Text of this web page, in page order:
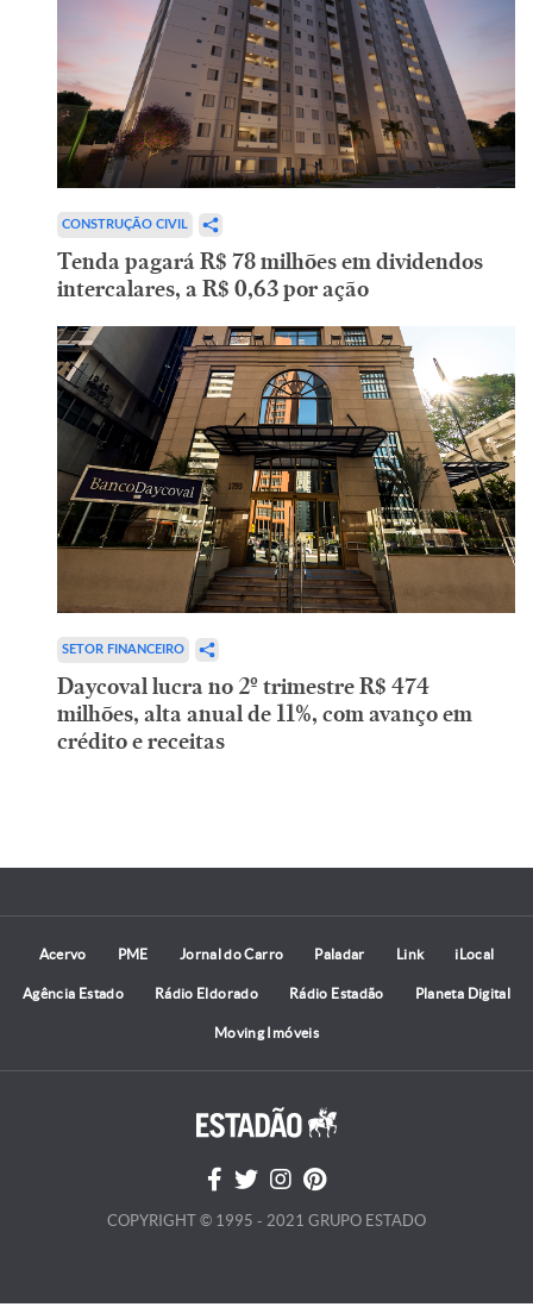
CONSTRUÇÃO CIVIL
Tenda pagará R$ 78 milhões em dividendos
intercalares, a R$ 0,63 por ação
SETOR FINANCEIRO
Daycoval lucra no 2º trimestre R$ 474
milhões, alta anual de 11%, com avanço em
crédito e receitas
Acervo PME Jornal do Carro Paladar Link iLocal
Agência Estado Rádio Eldorado Rádio Estadão Planeta Digital
Moving Imóveis
COPYRIGHT © 1995 - 2021 GRUPO ESTADO